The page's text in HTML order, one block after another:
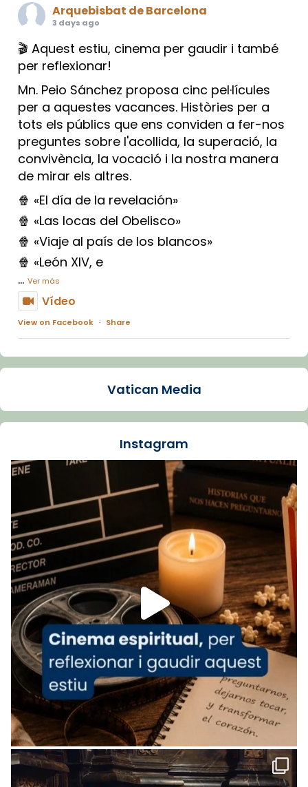
Arquebisbat de Barcelona
3 days ago
🎬 Aquest estiu, cinema per gaudir i també
per reflexionar!
Mn. Peio Sánchez proposa cinc pel·lícules
per a aquestes vacances. Històries per a
tots els públics que ens conviden a fer-nos
preguntes sobre l'acollida, la superació, la
convivència, la vocació i la nostra manera
de mirar els altres.
🍿 «El día de la revelación»
🍿 «Las locas del Obelisco»
🍿 «Viaje al país de los blancos»
🍿 «León XIV, e
... Ver más
Vídeo
View on Facebook · Share
Arquebisbat de Barcelona
La Carmina va patir depressió. Fa gairebé
dos mesos, a l'Estadi Lluís Companys, la
Recupera l'entrevista comp
Vatican
tican News 👇
www.vaticannews.va/es/iglesia/news/2026-
07/carmina-historia-depresion-papa-viaje-
espana-testimoni...
Foto
View on Facebook · Share
Arquebisbat de Barcelona
2 weeks ago
«Avui les santes Juliana i Semproniana ens
ajuden a alçar la mirada»
Mons. Sergi Gordo, bisbe de Tortosa, ha
presidit aquest 27 de juliol la missa de Les
Santes de Mataró.
🔗tinyurl.com/cvu5jmbk
Vatican Media
Instagram